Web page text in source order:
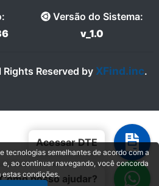
Acessar DTE
posso ajudar?
Versão do Sistema:
v_1.0
Reserved by XFind.inc.
tecnologias semelhantes de acordo com a
ao continuar navegando, você concorda
estas condições.